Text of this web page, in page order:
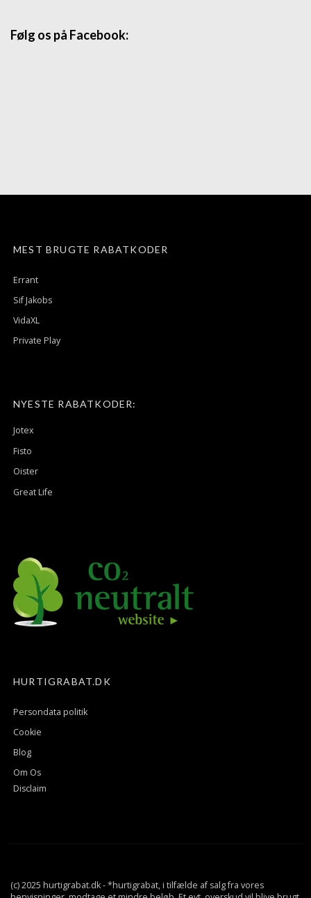
Følg os på Facebook:
MEST BRUGTE RABATKODER
Errant
Sif Jakobs
VidaXL
Private Play
NYESTE RABATKODER:
Jotex
Fisto
Oister
Great Life
HURTIGRABAT.DK
Persondata politik
Cookie
Blog
Om Os
Disclaim
(c) 2025 hurtigrabat.dk - *hurtigrabat, i tilfælde af salg fra vores